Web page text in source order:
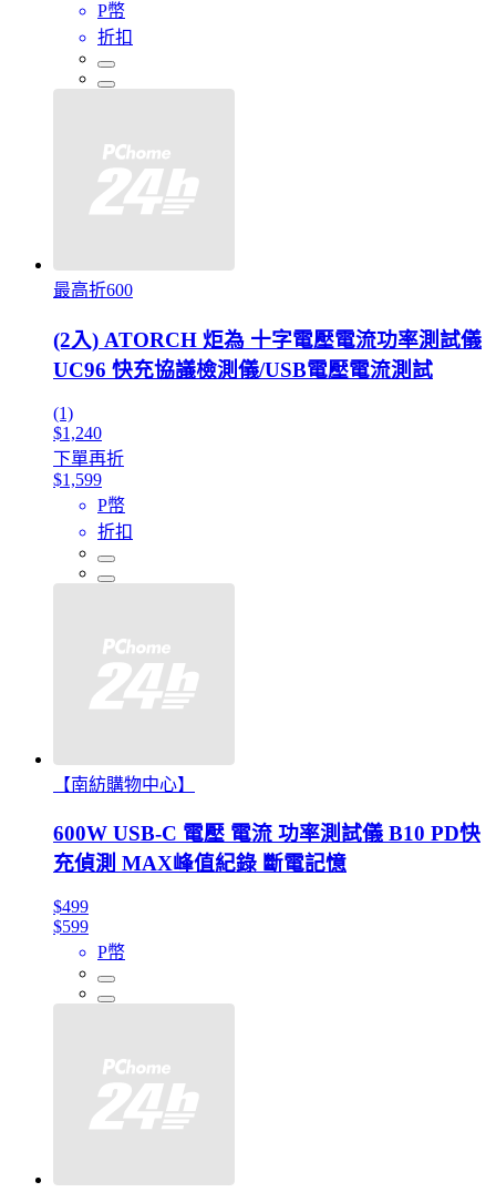
P幣
折扣
最高折600
(2入) ATORCH 炬為 十字電壓電流功率測試儀
UC96 快充協議檢測儀/USB電壓電流測試
(1)
$1,240
下單再折
$1,599
P幣
折扣
【南紡購物中心】
600W USB-C 電壓 電流 功率測試儀 B10 PD快
充偵測 MAX峰值紀錄 斷電記憶
$499
$599
P幣